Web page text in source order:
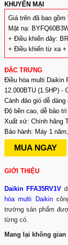
KHUYẾN MẠI
Giá trên đã bao
Mặt nạ:
+ Điều khiển dây:
+ Điều khiển từ xa +
ĐẶC TRƯNG
Điều hòa multi Daikin
12.000BTU (1.5HP) -
Cánh đảo gió dễ dàng
Độ bền cao, dễ bảo trì
Xuất xứ: Chính hãng
Bảo hành: Máy 1
MUA NGAY
GIỚI THIỆU
Daikin FFA35RV1V
hòa multi Daikin
trường sản phẩm
từng có.
Mang lại không